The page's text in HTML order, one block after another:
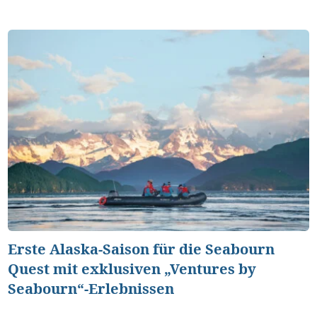
Erste Alaska-Saison für die Seabourn
Quest mit exklusiven „Ventures by
Seabourn“-Erlebnissen